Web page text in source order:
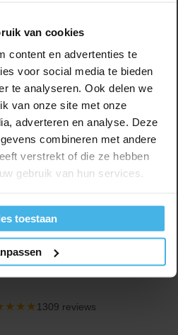
van cookies
content en advertenties te
voor social media te bieden
te analyseren. Ook delen we
van onze site met onze
adverteren en analyse. Deze
combineren met andere
verstrekt of die ze hebben
gebruik van hun services.
toestaan
elektronisch getest op gaten en
meer dan 90 jaar ervaring in de
mm
anale geslachtsgemeenschap
rubberlatex
karton
onvolkomenheden
1309 reviews